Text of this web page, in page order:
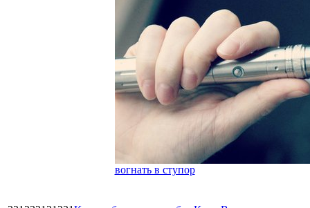
вогнать в ступор